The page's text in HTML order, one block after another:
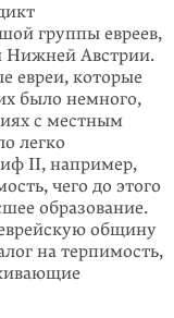
группы евреев,
Нижней Австрии.
евреи, которые
было немного,
с местным
легко
II, например,
чего до этого
образование.
общину
на терпимость,